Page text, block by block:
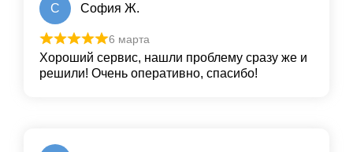
С София Ж.
6 марта
Хороший сервис, нашли проблему сразу же и
решили! Очень оперативно, спасибо!